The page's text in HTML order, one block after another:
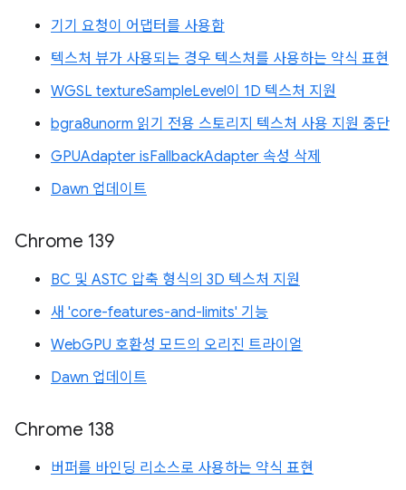
기기 요청이 어댑터를 사용함
텍스처 뷰가 사용되는 경우 텍스처를 사용하는 약식 표현
WGSL textureSampleLevel이 1D 텍스처 지원
bgra8unorm 읽기 전용 스토리지 텍스처 사용 지원 중단
GPUAdapter isFallbackAdapter 속성 삭제
Dawn 업데이트
Chrome 139
BC 및 ASTC 압축 형식의 3D 텍스처 지원
새 'core-features-and-limits' 기능
WebGPU 호환성 모드의 오리진 트라이얼
Dawn 업데이트
Chrome 138
버퍼를 바인딩 리소스로 사용하는 약식 표현